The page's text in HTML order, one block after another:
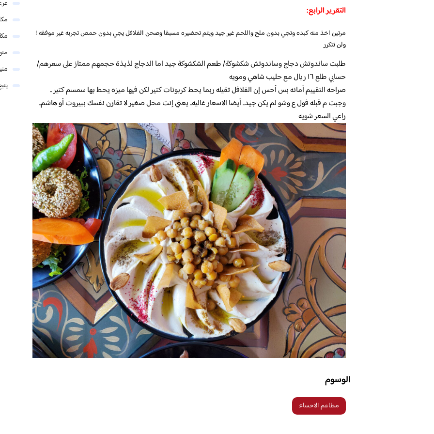
التقرير الرابع:
مرتين اخذ منه كبده وتجي بدون ملح واللحم غير جيد ويتم تحضيره مسبقا وصحن الفلافل يجي بدون حمص تجربه غير موفقه !
ولن تتكرر
طلبت ساندوتش دجاج وساندوتش شكشوكة/ طعم الشكشوكة جيد اما الدجاج لذيذة حجمهم ممتاز على سعرهم/
حسابي طلع ١٦ ريال مع حليب شاهي ومويه
صراحه التقييم أمانه بس أحس إن الفلافل تقيله ربما يحط كربونات كتير لكن فيها ميزه يحط بها سمسم كتير ..
وجبت م قبله فول ع وشو لم يكن جيد.. أيضا الاسعار غاليه.. يعني إنت محل صغير لا تقارن نفسك ببيروت أو هاشم..
راعي السعر شويه
الوسوم
مطاعم الاحساء